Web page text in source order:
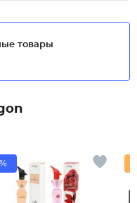
товары